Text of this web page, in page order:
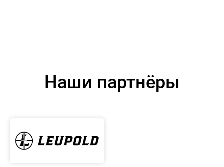
Наши партнёры